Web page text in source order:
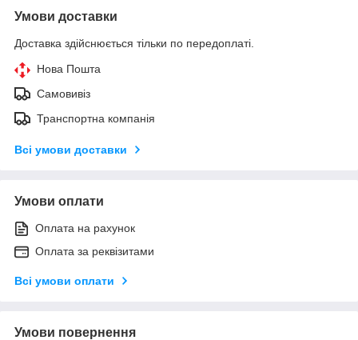
Умови доставки
Доставка здійснюється тільки по передоплаті.
Нова Пошта
Самовивіз
Транспортна компанія
Всі умови доставки
Умови оплати
Оплата на рахунок
Оплата за реквізитами
Всі умови оплати
Умови повернення